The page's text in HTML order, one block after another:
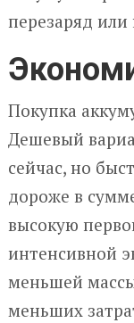
перезаряд или
Покупка
Дешевый
сейчас, но
дороже в
высокую
интенсивной
меньшей
меньших